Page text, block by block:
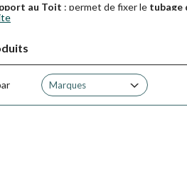
au Toit : permet de fixer le tubage
P
aussi ces autres accessoies :
mural pour un supportage en pied de
Marques